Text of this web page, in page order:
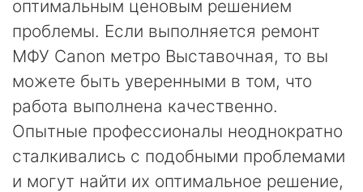
оптимальным ценовым решением
проблемы. Если выполняется ремонт
МФУ Canon метро Выставочная, то вы
можете быть уверенными в том, что
работа выполнена качественно.
Опытные профессионалы неоднократно
сталкивались с подобными проблемами
и могут найти их оптимальное решение,